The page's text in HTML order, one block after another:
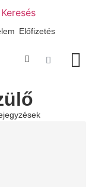
Előfizetés